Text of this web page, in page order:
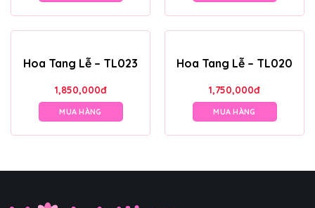
Hoa Tang Lễ – TL023
1,850,000đ
MUA HÀNG
Hoa Tang Lễ – TL020
1,750,000đ
MUA HÀNG